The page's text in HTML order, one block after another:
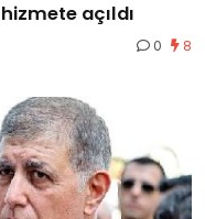
açıldı
0 8